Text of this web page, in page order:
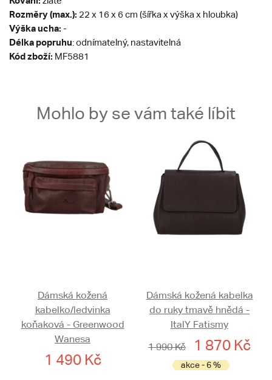
Rozměry (max.): 22 x 16 x 6 cm (šířka x výška x hloubka)
Výška ucha: -
Délka popruhu: odnímatelný, nastavitelná
Kód zboží: MF5881
Mohlo by se vám také líbit
Dámská kožená
kabelko/ledvinka
koňaková - Greenwood
Wanesa
1 490 Kč
Dámská kožená kabelka
do ruky tmavě hnědá -
ItalY Fatismy
1 990 Kč
1 870 Kč
akce - 6 %